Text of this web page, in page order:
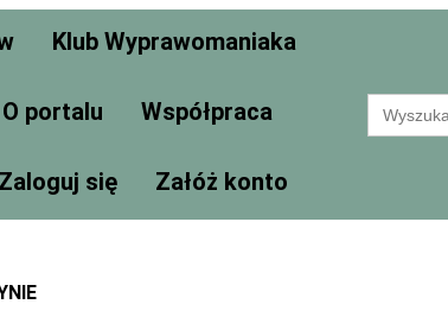
Klub Wyprawomaniaka
O portalu Współpraca
Zaloguj się Załóż konto
Search
for: